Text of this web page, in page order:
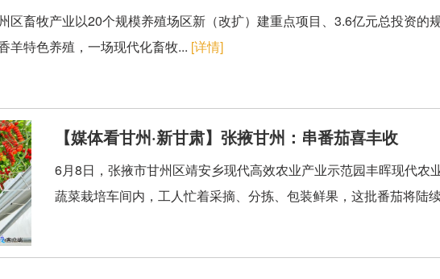
区畜牧产业以20个规模养殖场区新（改扩）建重点项目、3.6亿元总投资
羊特色养殖，一场现代化畜牧... [详情]
【媒体看甘州·新甘肃】张掖甘州：串番茄喜丰收
6月8日，张掖市甘州区靖安乡现代高效农业产业示范园丰晖现代
蔬菜栽培车间内，工人忙着采摘、分拣、包装鲜果，这批番茄将陆